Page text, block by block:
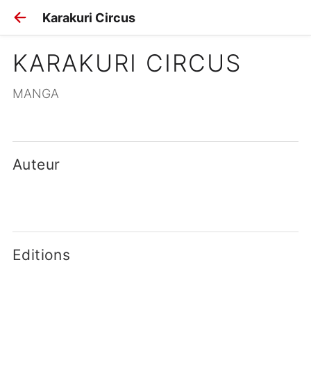
Karakuri Circus
KARAKURI CIRCUS
MANGA
Auteur
Editions